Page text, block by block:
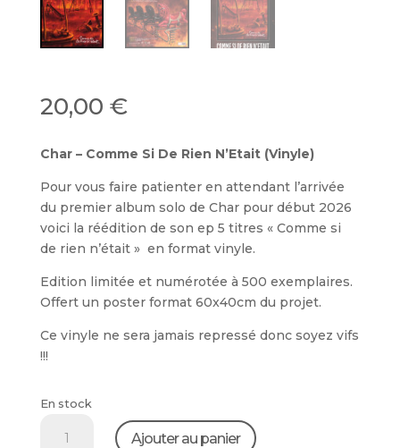
20,00 €
Char – Comme Si De Rien N’Etait (Vinyle)
Pour vous faire patienter en attendant l’arrivée
du premier album solo de Char pour début 2026
voici la réédition de son ep 5 titres « Comme si
de rien n’était » en format vinyle.
Edition limitée et numérotée à 500 exemplaires.
Offert un poster format 60x40cm du projet.
Ce vinyle ne sera jamais repressé donc soyez vifs
!!!
En stock
Ajouter au panier